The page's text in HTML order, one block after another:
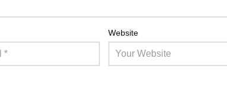
Website